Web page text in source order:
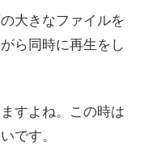
大きなファイルを
ら同時に再生をし
すよね。この時は
です。